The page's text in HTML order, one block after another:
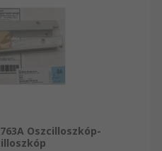
Oszcilloszkóp-